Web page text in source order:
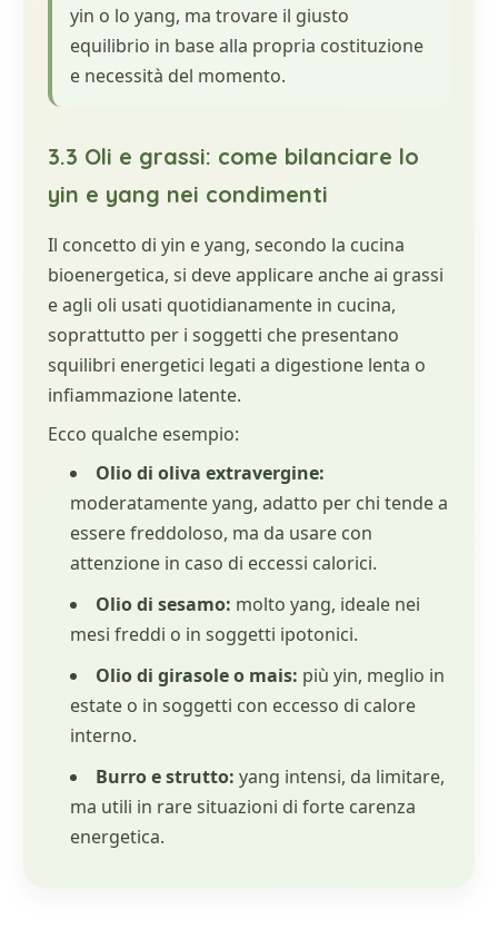
yin o lo yang, ma trovare il giusto
equilibrio in base alla propria costituzione
e necessità del momento.
3.3 Oli e grassi: come bilanciare lo
yin e yang nei condimenti
Il concetto di yin e yang, secondo la cucina
bioenergetica, si deve applicare anche ai grassi
e agli oli usati quotidianamente in cucina,
soprattutto per i soggetti che presentano
squilibri energetici legati a digestione lenta o
infiammazione latente.
Ecco qualche esempio:
Olio di oliva extravergine:
moderatamente yang, adatto per chi tende a
essere freddoloso, ma da usare con
attenzione in caso di eccessi calorici.
Olio di sesamo: molto yang, ideale nei
mesi freddi o in soggetti ipotonici.
Olio di girasole o mais: più yin, meglio in
estate o in soggetti con eccesso di calore
interno.
Burro e strutto: yang intensi, da limitare,
ma utili in rare situazioni di forte carenza
energetica.